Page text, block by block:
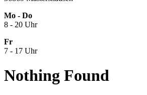
Mo - Do
8 - 20 Uhr
Fr
7 - 17 Uhr
Nothing Found